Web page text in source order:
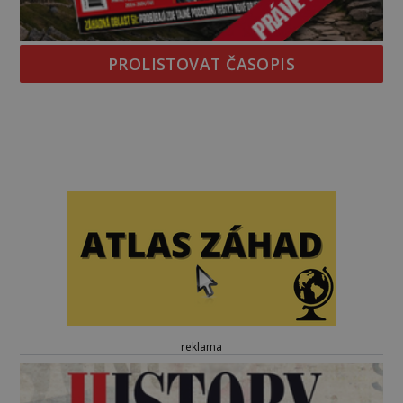
PROLISTOVAT ČASOPIS
reklama